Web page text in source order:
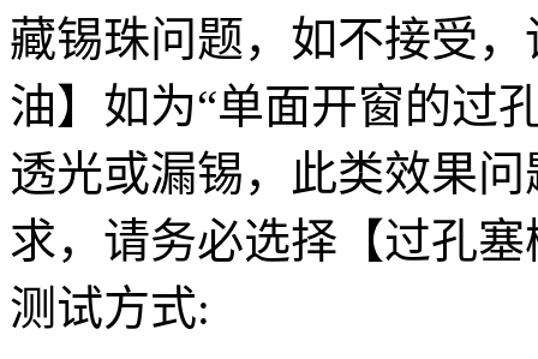
藏锡珠问题，如不接受
油】如为“单面开窗的过
透光或漏锡，此类效果
求，请务必选择【过孔
测试方式: